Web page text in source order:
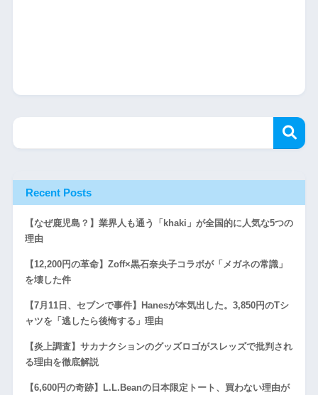
Recent Posts
【なぜ鹿児島？】業界人も通う「khaki」が全国的に人気な5つの
理由
【12,200円の革命】Zoff×黒石奈央子コラボが「メガネの常識」
を壊した件
【7月11日、セブンで事件】Hanesが本気出した。3,850円のTシ
ャツを「逃したら後悔する」理由
【炎上調査】サカナクションのグッズロゴがスレッズで批判され
る理由を徹底解説
【6,600円の奇跡】L.L.Beanの日本限定トート、買わない理由が